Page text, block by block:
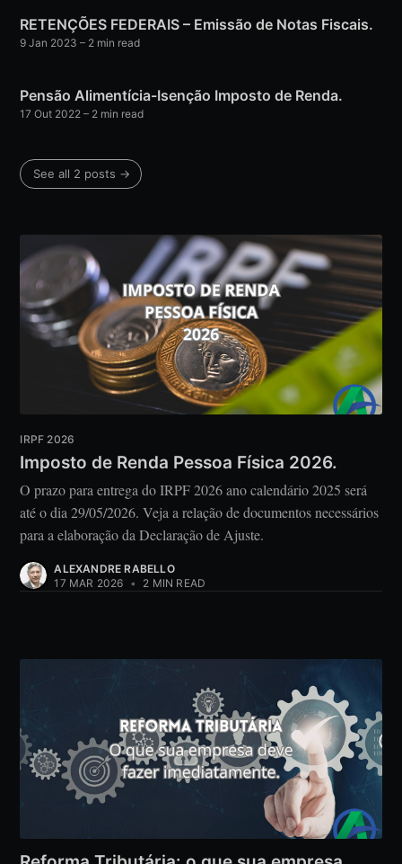
RETENÇÕES FEDERAIS – Emissão de Notas Fiscais.
9 Jan 2023 – 2 min read
Pensão Alimentícia-Isenção Imposto de Renda.
17 Out 2022 – 2 min read
See all 2 posts →
IRPF 2026
Imposto de Renda Pessoa Física 2026.
O prazo para entrega do IRPF 2026 ano calendário 2025 será
até o dia 29/05/2026. Veja a relação de documentos necessários
para a elaboração da Declaração de Ajuste.
ALEXANDRE RABELLO
17 MAR 2026 • 2 MIN READ